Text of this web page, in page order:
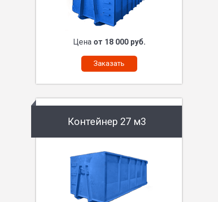
Цена от 18 000 руб.
Заказать
Контейнер 27 м3